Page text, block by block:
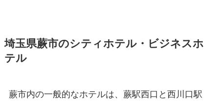
埼玉県蕨市のシティホテル・ビジネスホ
テル
蕨市内の一般的なホテルは、蕨駅西口と西川口駅